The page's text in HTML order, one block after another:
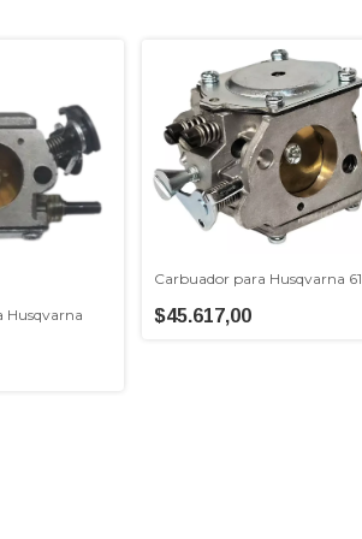
Husqvarna
Carbuador para Husqvarna 61
$45.617,00